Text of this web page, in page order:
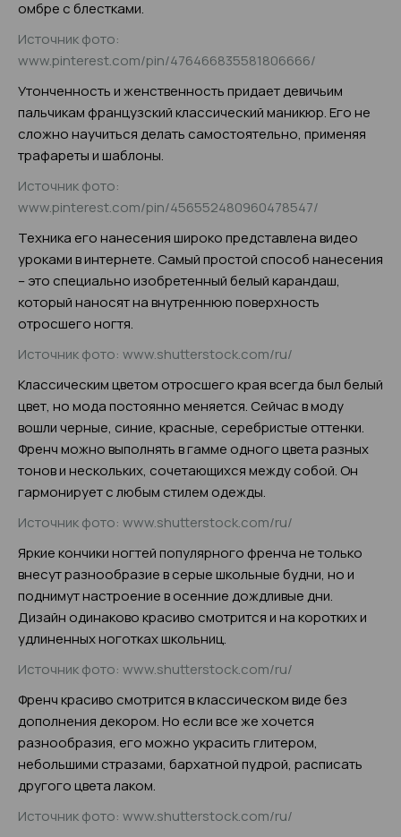
омбре с блестками.
Источник фото:
www.pinterest.com/pin/476466835581806666/
Утонченность и женственность придает девичьим
пальчикам французский классический маникюр. Его не
сложно научиться делать самостоятельно, применяя
трафареты и шаблоны.
Источник фото:
www.pinterest.com/pin/456552480960478547/
Техника его нанесения широко представлена видео
уроками в интернете. Самый простой способ нанесения
– это специально изобретенный белый карандаш,
который наносят на внутреннюю поверхность
отросшего ногтя.
Источник фото: www.shutterstock.com/ru/
Классическим цветом отросшего края всегда был белый
цвет, но мода постоянно меняется. Сейчас в моду
вошли черные, синие, красные, серебристые оттенки.
Френч можно выполнять в гамме одного цвета разных
тонов и нескольких, сочетающихся между собой. Он
гармонирует с любым стилем одежды.
Источник фото: www.shutterstock.com/ru/
Яркие кончики ногтей популярного френча не только
внесут разнообразие в серые школьные будни, но и
поднимут настроение в осенние дождливые дни.
Дизайн одинаково красиво смотрится и на коротких и
удлиненных ноготках школьниц.
Источник фото: www.shutterstock.com/ru/
Френч красиво смотрится в классическом виде без
дополнения декором. Но если все же хочется
разнообразия, его можно украсить глитером,
небольшими стразами, бархатной пудрой, расписать
другого цвета лаком.
Источник фото: www.shutterstock.com/ru/